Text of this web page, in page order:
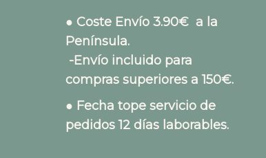
● Coste Envío 3.90€ a la
Península.
-Envío incluido para
compras superiores a 150€.
● Fecha tope servicio de
pedidos 12 días laborables.